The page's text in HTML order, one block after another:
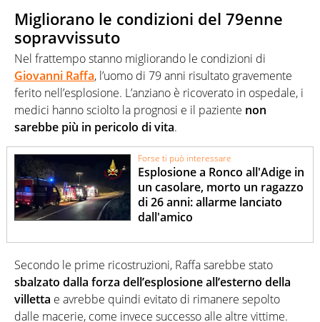
Migliorano le condizioni del 79enne
sopravvissuto
Nel frattempo stanno migliorando le condizioni di
Giovanni Raffa, l’uomo di 79 anni risultato gravemente
ferito nell’esplosione. L’anziano è ricoverato in ospedale, i
medici hanno sciolto la prognosi e il paziente non
sarebbe più in pericolo di vita.
Forse ti può interessare
Esplosione a Ronco all'Adige in
un casolare, morto un ragazzo
di 26 anni: allarme lanciato
dall'amico
Secondo le prime ricostruzioni, Raffa sarebbe stato
sbalzato dalla forza dell’esplosione all’esterno della
villetta e avrebbe quindi evitato di rimanere sepolto
dalle macerie, come invece successo alle altre vittime.